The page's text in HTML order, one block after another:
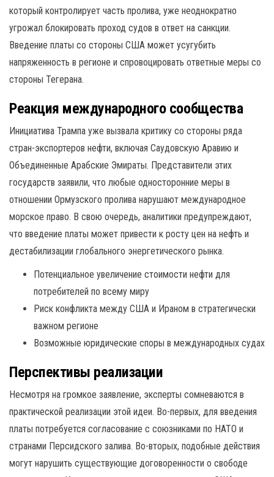
который контролирует часть пролива, уже неоднократно
угрожал блокировать проход судов в ответ на санкции.
Введение платы со стороны США может усугубить
напряженность в регионе и спровоцировать ответные меры со
стороны Тегерана.
Реакция международного сообщества
Инициатива Трампа уже вызвала критику со стороны ряда
стран-экспортеров нефти, включая Саудовскую Аравию и
Объединенные Арабские Эмираты. Представители этих
государств заявили, что любые односторонние меры в
отношении Ормузского пролива нарушают международное
морское право. В свою очередь, аналитики предупреждают,
что введение платы может привести к росту цен на нефть и
дестабилизации глобального энергетического рынка.
Потенциальное увеличение стоимости нефти для
потребителей по всему миру
Риск конфликта между США и Ираном в стратегически
важном регионе
Возможные юридические споры в международных судах
Перспективы реализации
Несмотря на громкое заявление, эксперты сомневаются в
практической реализации этой идеи. Во-первых, для введения
платы потребуется согласование с союзниками по НАТО и
странами Персидского залива. Во-вторых, подобные действия
могут нарушить существующие договоренности о свободе